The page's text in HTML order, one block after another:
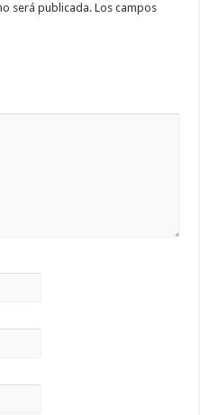
será publicada. Los campos